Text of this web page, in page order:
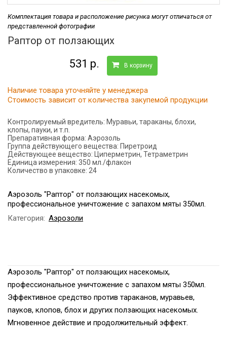
Комплектация товара и расположение рисунка могут отличаться от
представленной фотографии
Раптор от ползающих
531 р. В корзину
Наличие товара уточняйте у менеджера
Стоимость зависит от количества закупемой продукции
Контролируемый вредитель: Муравьи, тараканы, блохи,
клопы, пауки, и т.п.
Препаративная форма: Аэрозоль
Группа действующего вещества: Пиретроид
Действующее вещество: Циперметрин, Тетраметрин
Единица измерения: 350 мл./флакон
Количество в упаковке: 24
Аэрозоль "Раптор" от ползающих насекомых,
профессиональное уничтожение с запахом мяты 350мл.
Категория: Аэрозоли
Аэрозоль "Раптор" от ползающих насекомых,
профессиональное уничтожение с запахом мяты 350мл.
Эффективное средство против тараканов, муравьев,
пауков, клопов, блох и других ползающих насекомых.
Мгновенное действие и продолжительный эффект.